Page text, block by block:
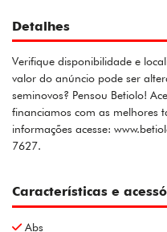
Detalhes
Verifique disponibilidade e
valor do anúncio pode ser
seminovos? Pensou Betiolo!
financiamos com as melhores
informações acesse:
7627.
Características e
Abs